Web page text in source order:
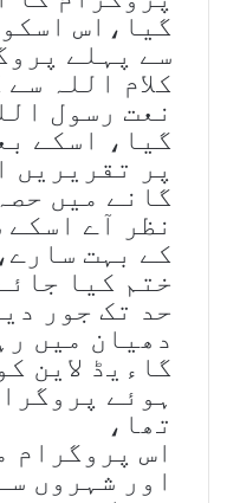
گیا،اس
سے پہلے
کلام اللہ
نعت رسول
گیا، اسکے
پر تقریریں
گانے میں
نظر آے
کے بہت
ختم کیا
حد تک جور
دھیان میں
گاءیڈ لاین
ہوئے
تھا،
اس پروگرام
اور شہروں